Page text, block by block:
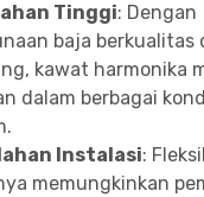
Tinggi: Dengan
baja berkualitas
kawat harmonika
dalam berbagai
Instalasi:
memungkinkan